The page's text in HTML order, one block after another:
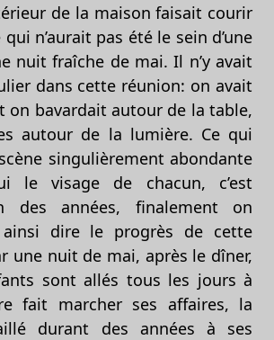
de la maison faisait courir
n’aurait pas été le sein d’une
nuit fraîche de mai. Il n’y avait
dans cette réunion: on avait
on bavardait autour de la table,
autour de la lumière. Ce qui
singulièrement abondante
le visage de chacun, c’est
des années, finalement on
dire le progrès de cette
une nuit de mai, après le dîner,
sont allés tous les jours à
fait marcher ses affaires, la
durant des années à ses